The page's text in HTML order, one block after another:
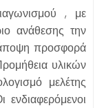
, με
ανάθεσης την
προσφορά
υλικών
μελέτης